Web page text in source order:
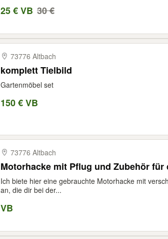
25 € VB 30 €
73776 Altbach
komplett Tielbild
Gartenmöbel set
150 € VB
73776 Altbach
Motorhacke mit Pflug und Zubehör für
Ich biete hier eine gebrauchte Motorhacke mit
an, die dir bei der...
VB